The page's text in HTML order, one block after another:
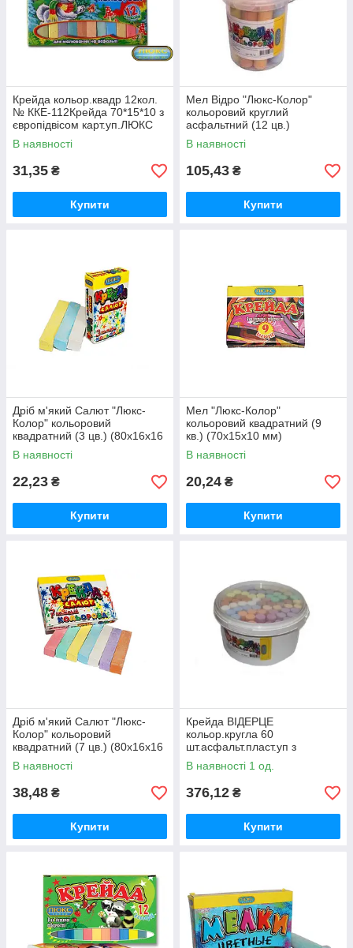
Крейда кольор.квадр 12кол.
№ ККЕ-112Крейда 70*15*10 з
європідвісом карт.уп.ЛЮКС
КОЛОР/24бл,72ящ
В наявності
31,35 ₴
Купити
Мел Відро "Люкс-Колор"
кольоровий круглий
асфальтний (12 цв.)
В наявності
105,43 ₴
Купити
Дріб м'який Салют "Люкс-
Колор" кольоровий
квадратний (3 цв.) (80x16x16
мм.)
В наявності
22,23 ₴
Купити
Мел "Люкс-Колор"
кольоровий квадратний (9
кв.) (70x15x10 мм)
В наявності
20,24 ₴
Купити
Дріб м'який Салют "Люкс-
Колор" кольоровий
квадратний (7 цв.) (80x16x16
мм.)
В наявності
38,48 ₴
Купити
Крейда ВІДЕРЦЕ
кольор.кругла 60
шт.асфальт.пласт.уп з
ручкойЛЮКС
КОЛОР(арт.В-60)
В наявності 1 од.
376,12 ₴
Купити